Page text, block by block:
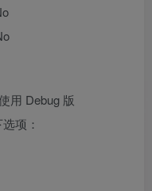
用 Debug 版
项：